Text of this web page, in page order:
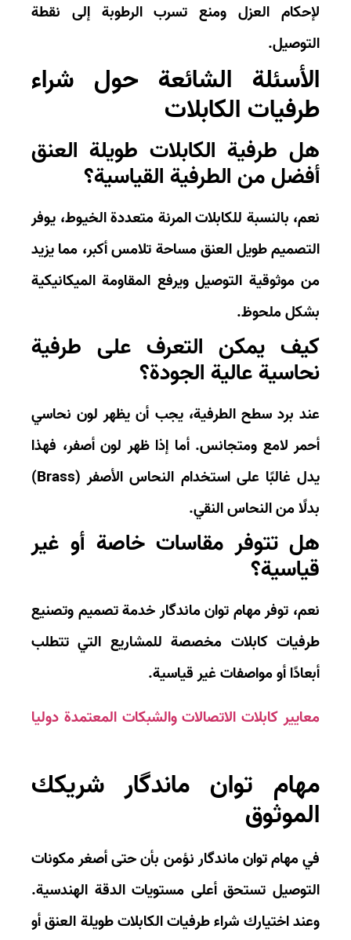
العزل ومنع تسرب الرطوبة إلى نقطة
الشائعة حول شراء
الكابلات
طرفية الكابلات طويلة العنق
من الطرفية القياسية؟
بالنسبة للكابلات المرنة متعددة الخيوط، يوفر
طويل العنق مساحة تلامس أكبر، مما يزيد
موثوقية التوصيل ويرفع المقاومة الميكانيكية
ملحوظ.
يمكن التعرف على طرفية
عالية الجودة؟
برد سطح الطرفية، يجب أن يظهر لوننحاسي
لامع ومتجانس. أما إذا ظهر لون أصفر، فهذا
غالبًا على استخدامالنحاس الأصفر (Brass)
من النحاس النقي.
تتوفر مقاسات خاصة أو غير
توفرمهام توان ماندگارخدمة تصميم وتصنيع
كابلات مخصصةللمشاريع التي تتطلب
أو مواصفات غير قياسية.
كابلات الاتصالات والشبكات المعتمدة دوليا
توان ماندگار شريكك
مهام توان ماندگارنؤمن بأن حتى أصغر مكونات
تستحق أعلى مستويات الدقة الهندسية.
اختيارك شراءطرفيات الكابلات طويلة العنق أو